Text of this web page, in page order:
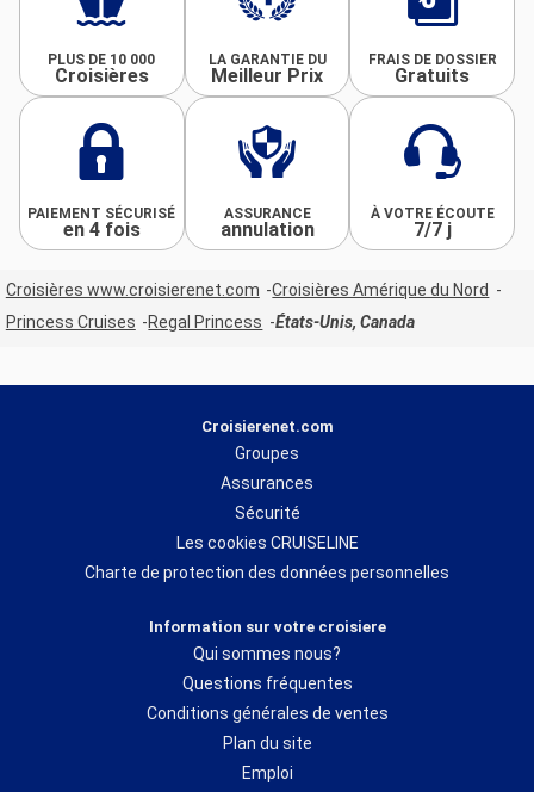
PLUS DE 10 000
Croisières
LA GARANTIE DU
Meilleur Prix
FRAIS DE DOSSIER
Gratuits
PAIEMENT SÉCURISÉ
en 4 fois
ASSURANCE
annulation
À VOTRE ÉCOUTE
7/7 j
Croisières www.croisierenet.com
Croisières Amérique du Nord
Princess Cruises
Regal Princess États-Unis, Canada
Croisierenet.com
Groupes
Assurances
Sécurité
Les cookies CRUISELINE
Charte de protection des données personnelles
Information sur votre croisiere
Qui sommes nous?
Questions fréquentes
Conditions générales de ventes
Plan du site
Emploi